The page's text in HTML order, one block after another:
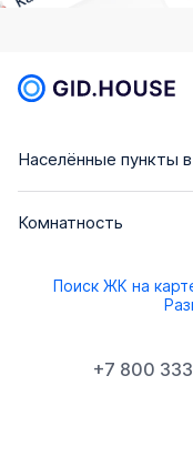
Населённые пункты
Комнатность
Поиск ЖК на
+7 800